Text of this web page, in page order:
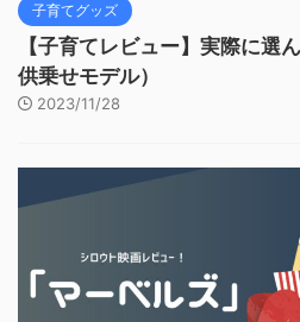
子育てグッズ
【子育てレビュー】実際に選
供乗せモデル）
2023/11/28